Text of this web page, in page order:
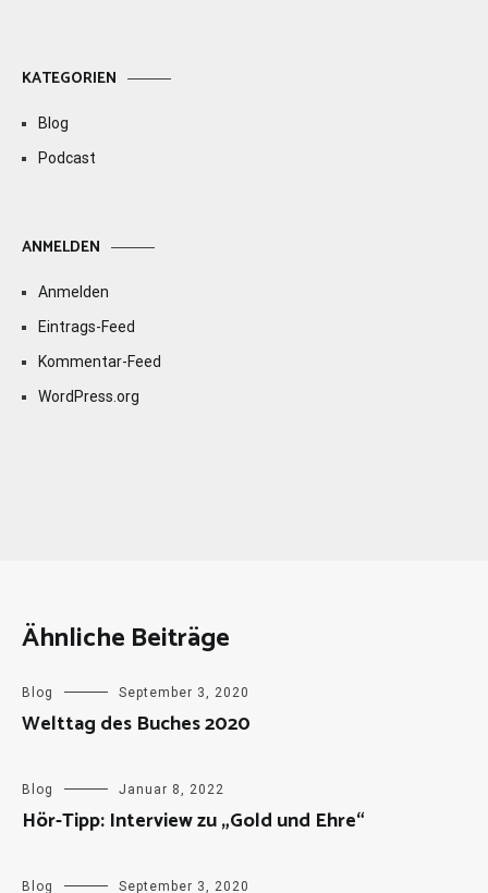
KATEGORIEN
Blog
Podcast
ANMELDEN
Anmelden
Eintrags-Feed
Kommentar-Feed
WordPress.org
Ähnliche Beiträge
Blog September 3, 2020
Welttag des Buches 2020
Blog Januar 8, 2022
Hör-Tipp: Interview zu „Gold und Ehre“
Blog September 3, 2020